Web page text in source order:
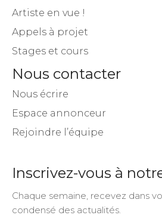
Artiste en vue !
Appels à projet
Stages et cours
Nous contacter
Nous écrire
Espace annonceur
Rejoindre l’équipe
Inscrivez-vous à
Chaque semaine, recevez dans
condensé des actualités.